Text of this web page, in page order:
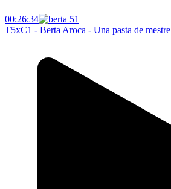
00:26:34
T5xC1 - Berta Aroca - Una pasta de mestre